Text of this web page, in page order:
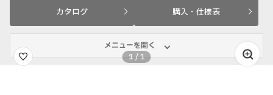
カタログ 購入・仕様表
メニューを開く
1 /1